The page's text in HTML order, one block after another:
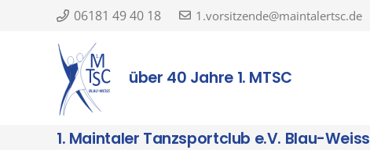
06181 49 40 18 1.vorsitzende@maintalertsc.de
über 40 Jahre 1. MTSC
1. Maintaler Tanzsportclub e.V. Blau-Weiss